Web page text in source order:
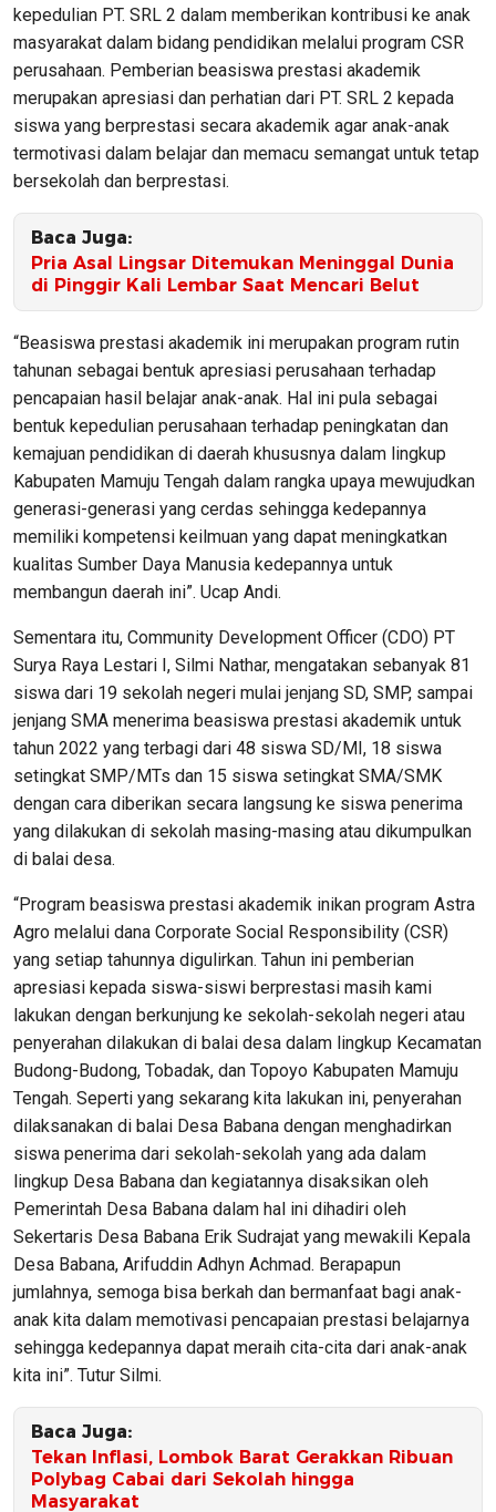
kepedulian PT. SRL 2 dalam memberikan kontribusi ke anak
masyarakat dalam bidang pendidikan melalui program CSR
perusahaan. Pemberian beasiswa prestasi akademik
merupakan apresiasi dan perhatian dari PT. SRL 2 kepada
siswa yang berprestasi secara akademik agar anak-anak
termotivasi dalam belajar dan memacu semangat untuk tetap
bersekolah dan berprestasi.
Baca Juga:
Pria Asal Lingsar Ditemukan Meninggal Dunia
di Pinggir Kali Lembar Saat Mencari Belut
“Beasiswa prestasi akademik ini merupakan program rutin
tahunan sebagai bentuk apresiasi perusahaan terhadap
pencapaian hasil belajar anak-anak. Hal ini pula sebagai
bentuk kepedulian perusahaan terhadap peningkatan dan
kemajuan pendidikan di daerah khususnya dalam lingkup
Kabupaten Mamuju Tengah dalam rangka upaya mewujudkan
generasi-generasi yang cerdas sehingga kedepannya
memiliki kompetensi keilmuan yang dapat meningkatkan
kualitas Sumber Daya Manusia kedepannya untuk
membangun daerah ini”. Ucap Andi.
Sementara itu, Community Development Officer (CDO) PT
Surya Raya Lestari I, Silmi Nathar, mengatakan sebanyak 81
siswa dari 19 sekolah negeri mulai jenjang SD, SMP, sampai
jenjang SMA menerima beasiswa prestasi akademik untuk
tahun 2022 yang terbagi dari 48 siswa SD/MI, 18 siswa
setingkat SMP/MTs dan 15 siswa setingkat SMA/SMK
dengan cara diberikan secara langsung ke siswa penerima
yang dilakukan di sekolah masing-masing atau dikumpulkan
di balai desa.
“Program beasiswa prestasi akademik inikan program Astra
Agro melalui dana Corporate Social Responsibility (CSR)
yang setiap tahunnya digulirkan. Tahun ini pemberian
apresiasi kepada siswa-siswi berprestasi masih kami
lakukan dengan berkunjung ke sekolah-sekolah negeri atau
penyerahan dilakukan di balai desa dalam lingkup Kecamatan
Budong-Budong, Tobadak, dan Topoyo Kabupaten Mamuju
Tengah. Seperti yang sekarang kita lakukan ini, penyerahan
dilaksanakan di balai Desa Babana dengan menghadirkan
siswa penerima dari sekolah-sekolah yang ada dalam
lingkup Desa Babana dan kegiatannya disaksikan oleh
Pemerintah Desa Babana dalam hal ini dihadiri oleh
Sekertaris Desa Babana Erik Sudrajat yang mewakili Kepala
Desa Babana, Arifuddin Adhyn Achmad. Berapapun
jumlahnya, semoga bisa berkah dan bermanfaat bagi anak-
anak kita dalam memotivasi pencapaian prestasi belajarnya
sehingga kedepannya dapat meraih cita-cita dari anak-anak
kita ini”. Tutur Silmi.
Baca Juga:
Tekan Inflasi, Lombok Barat Gerakkan Ribuan
Polybag Cabai dari Sekolah hingga
Masyarakat